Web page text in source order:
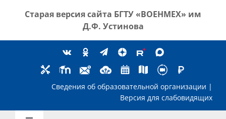
Старая версия сайта БГТУ «ВОЕНМЕХ» им
Д.Ф. Устинова
Сведения об образовательной